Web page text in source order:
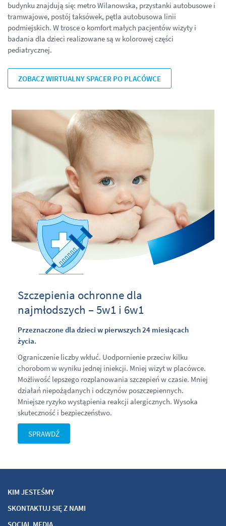
budynku znajdują się: metro Wilanowska, przystanki autobusowe i
tramwajowe, postój taksówek, pętla autobusowa linii
podmiejskich. W trosce o komfort małych pacjentów wizyty i
badania dla dzieci realizowane są w kolorowej części
pediatrycznej.
ZOBACZ WIRTUALNY SPACER PO PLACÓWCE
Szczepienia ochronne dla
najmłodszych – 5w1 i 6w1
Przeznaczone dla dzieci w pierwszych 24 miesiącach
życia.
Ograniczenie liczby wkłuć. Uodpornienie przeciw kilku
chorobom w wyniku jednej iniekcji. Mniej wizyt w placówce.
Możliwość lepszego rozplanowania szczepień w czasie. Mniej
działań niepożądanych i odczynów poszczepiennych.
Mniejsze ryzyko wystąpienia reakcji alergicznych. Wysoka
skuteczność i bezpieczeństwo.
SPRAWDŹ
KIM JESTEŚMY
SKONTAKTUJ SIĘ Z NAMI